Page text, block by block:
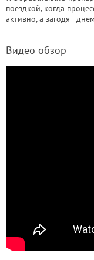
поездкой, когда
активно, а загодя -
Видео обзор